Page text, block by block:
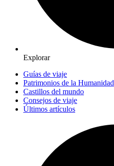
Explorar
Guías de viaje
Patrimonios de la Humanidad
Castillos del mundo
Consejos de viaje
Últimos artículos